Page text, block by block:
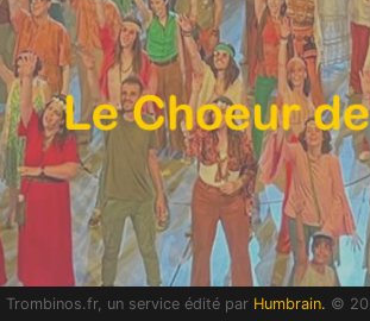
Trombinos.fr, un service édité par Humbrain. ©